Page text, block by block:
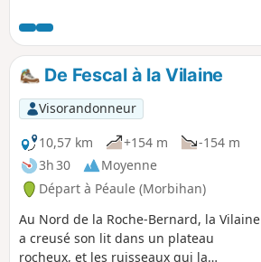
haies bordent encore les voies. Ailleurs,
la Vilaine et ses ruisseaux affluents ont
entaillé le plateau rocheux pour offrir
un relief généralement boisé, où il est
possible de poser ses pas. Le grand
circuit proposé permet de goûter à ces
paysages différents mais toujours
d'intérêt qui se succèderont au fil d'une
belle journée de promenade.
De Fescal à la Vilaine
Visorandonneur
10,57 km
+154 m
-154 m
3h 30
Moyenne
Départ à Péaule (Morbihan)
Au Nord de la Roche-Bernard, la Vilaine
a creusé son lit dans un plateau
rocheux, et les ruisseaux qui la